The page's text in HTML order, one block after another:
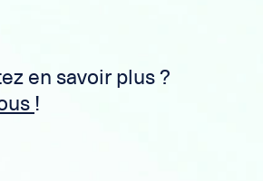
en savoir plus ?
!